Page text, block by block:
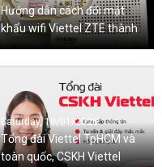
Hướng dẫn cách đổi mật
khẩu wifi Viettel ZTE thành
công 100%
Saturday, 10/01/2026
Tổng đài Viettel TpHCM và
toàn quốc, CSKH Viettel